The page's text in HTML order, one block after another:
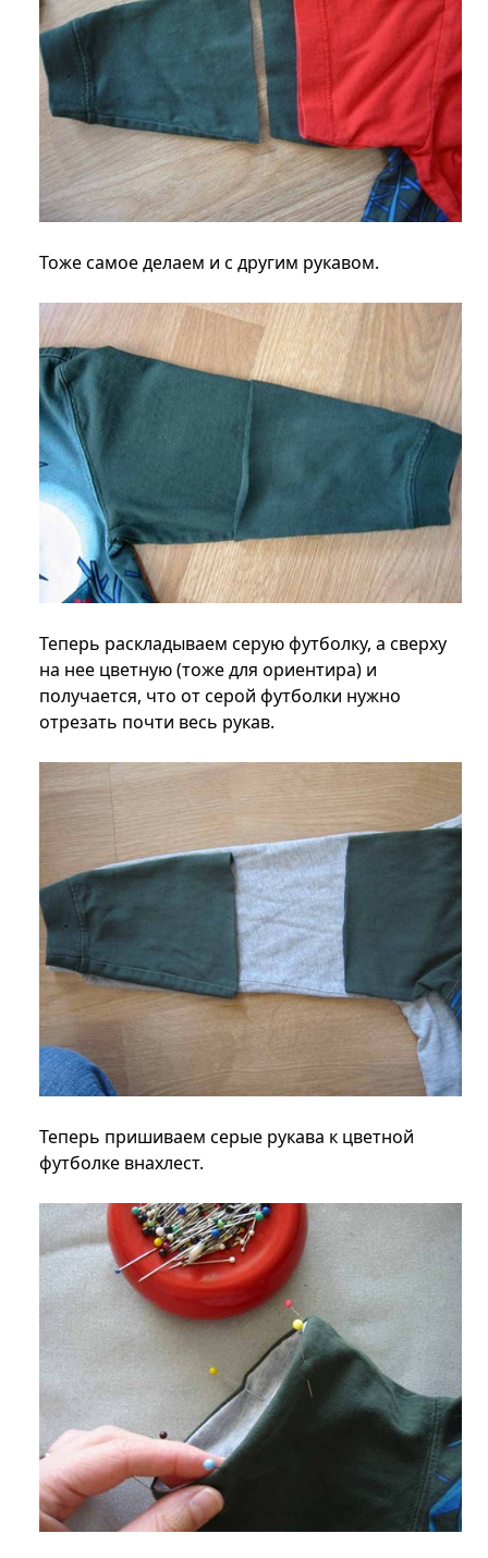
Тоже самое делаем и с другим рукавом.
Теперь раскладываем серую футболку, а сверху
на нее цветную (тоже для ориентира) и
получается, что от серой футболки нужно
отрезать почти весь рукав.
Теперь пришиваем серые рукава к цветной
футболке внахлест.